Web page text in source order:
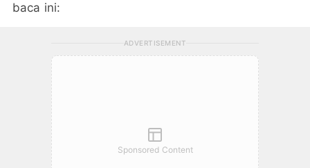
baca ini:
ADVERTISEMENT
Sponsored Content